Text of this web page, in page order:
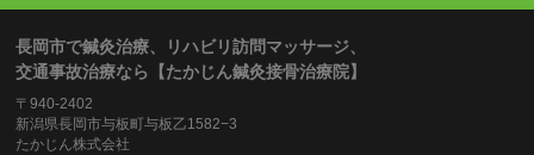
長岡市で鍼灸治療、リハビリ訪問マッサージ、
交通事故治療なら【たかじん鍼灸接骨治療院】
〒940-2402
新潟県長岡市与板町与板乙1582−3
たかじん株式会社